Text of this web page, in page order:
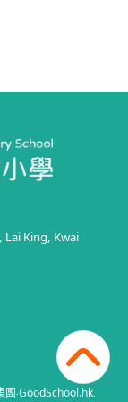
Lai King, Kwai
團‧GoodSchool.hk.